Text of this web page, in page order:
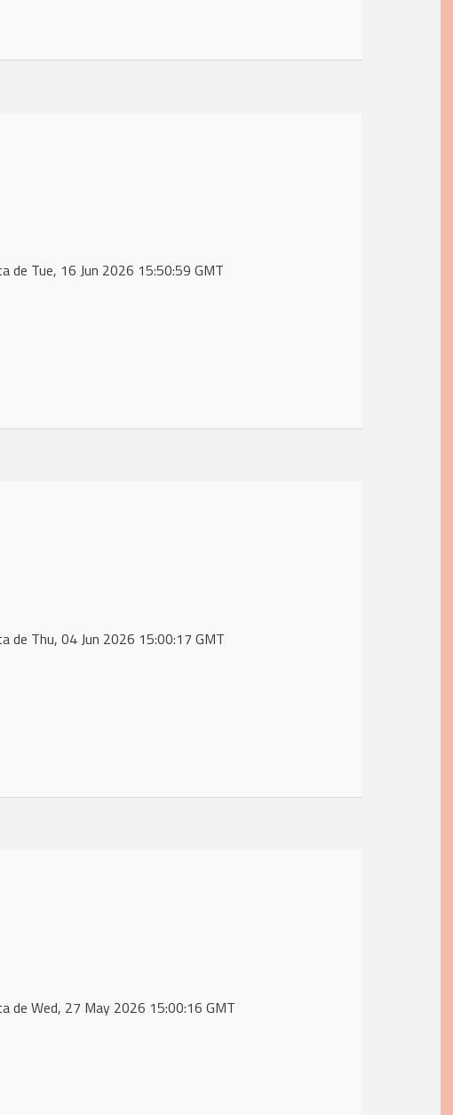
de Tue, 16 Jun 2026 15:50:59 GMT
de Thu, 04 Jun 2026 15:00:17 GMT
de Wed, 27 May 2026 15:00:16 GMT